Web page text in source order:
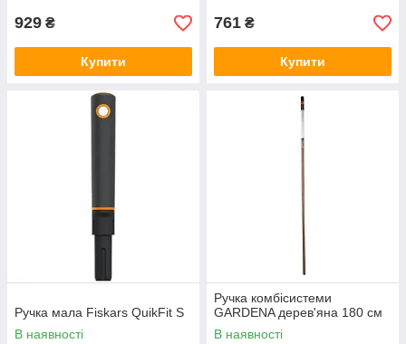
929 ₴
Купити
761 ₴
Купити
Ручка мала Fiskars QuikFit S
В наявності
Ручка комбісистеми
GARDENA дерев'яна 180 см
В наявності